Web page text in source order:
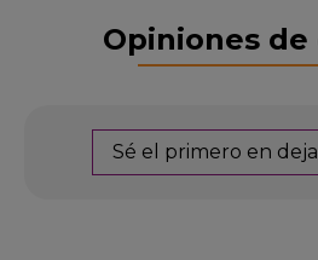
Opiniones
Sé el primero en